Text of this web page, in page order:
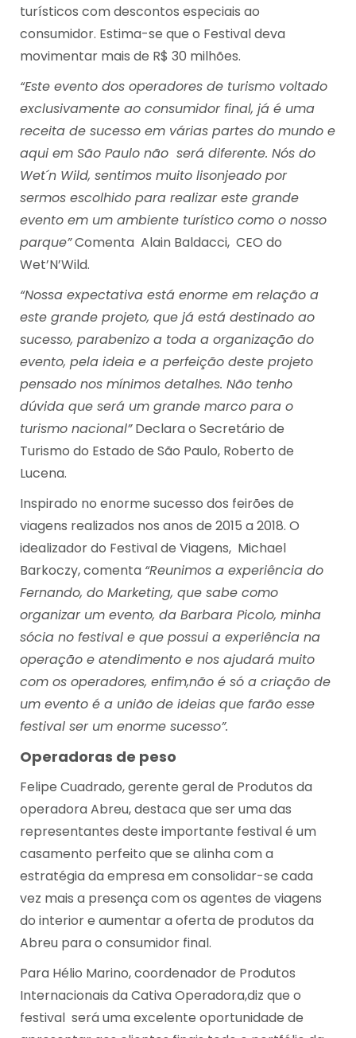
turísticos com descontos especiais ao
consumidor. Estima-se que o Festival deva
movimentar mais de R$ 30 milhões.
“Este evento dos operadores de turismo voltado
exclusivamente ao consumidor final, já é uma
receita de sucesso em várias partes do mundo e
aqui em São Paulo não será diferente. Nós do
Wet´n Wild, sentimos muito lisonjeado por
sermos escolhido para realizar este grande
evento em um ambiente turístico como o nosso
parque”Comenta Alain Baldacci, CEO do
Wet’N’Wild.
“Nossa expectativa está enorme em relação a
este grande projeto, que já está destinado ao
sucesso, parabenizo a toda a organização do
evento, pela ideia e a perfeição deste projeto
pensado nos mínimos detalhes. Não tenho
dúvida que será um grande marco para o
turismo nacional”Declara o Secretário de
Turismo do Estado de São Paulo, Roberto de
Lucena.
Inspirado no enorme sucesso dos feirões de
viagens realizados nos anos de 2015 a 2018. O
idealizador do Festival de Viagens, Michael
Barkoczy, comenta “Reunimos a experiência do
Fernando, do Marketing, que sabe como
organizar um evento, da Barbara Picolo, minha
sócia no festival e que possui a experiência na
operação e atendimento e nos ajudará muito
com os operadores, enfim,não é só a criação de
um evento é a união de ideias que farão esse
festival ser um enorme sucesso”.
Operadoras de peso
Felipe Cuadrado, gerente geral de Produtos da
operadora Abreu, destaca que ser uma das
representantes deste importante festival é um
casamento perfeito que se alinha com a
estratégia da empresa em consolidar-se cada
vez mais a presença com os agentes de viagens
do interior e aumentar a oferta de produtos da
Abreu para o consumidor final.
Para Hélio Marino, coordenador de Produtos
Internacionais da Cativa Operadora,diz que o
festival será uma excelente oportunidade de